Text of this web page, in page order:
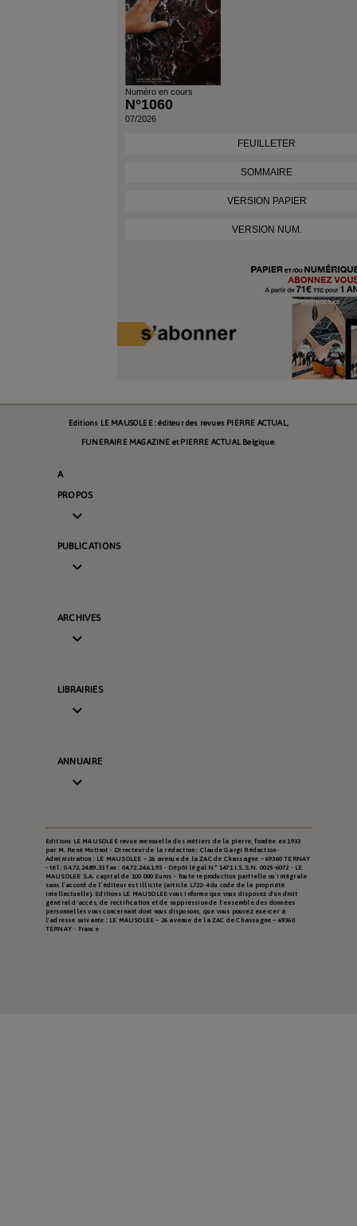
Numéro en cours
N°1060
07/2026
FEUILLETER
SOMMAIRE
VERSION PAPIER
VERSION NUM.
Editions LE MAUSOLEE : éditeur des revues PIERRE ACTUAL,
FUNERAIRE MAGAZINE et PIERRE ACTUAL Belgique.
A
PROPOS

PUBLICATIONS

ARCHIVES

LIBRAIRIES

ANNUAIRE

Editions LE MAUSOLEE revue mensuelle des métiers de la pierre, fondée en 1933
par M. René Motinot - Directeur de la rédaction : Claude Gargi Rédaction -
Administration : LE MAUSOLEE – 26 avenue de la ZAC de Chassagne – 69360 TERNAY
- tél : 04.72.24.89.33 fax : 04.72.24.61.93 - Dépôt légal N° 1471 I.S.S.N. 0025-6072 - LE
MAUSOLEE S.A. capital de 100 000 Euros - Toute reproduction partielle ou intégrale
sans l’accord de l’éditeur est illicite (article L722-4 du code de la propriété
intellectuelle). Editions LE MAUSOLEE vous informe que vous disposez d'un droit
général d'accès, de rectification et de suppression de l'ensemble des données
personnelles vous concernant dont nous disposons, que vous pouvez exercer à
l'adresse suivante : LE MAUSOLEE – 26 avenue de la ZAC de Chassagne – 69360
TERNAY - France